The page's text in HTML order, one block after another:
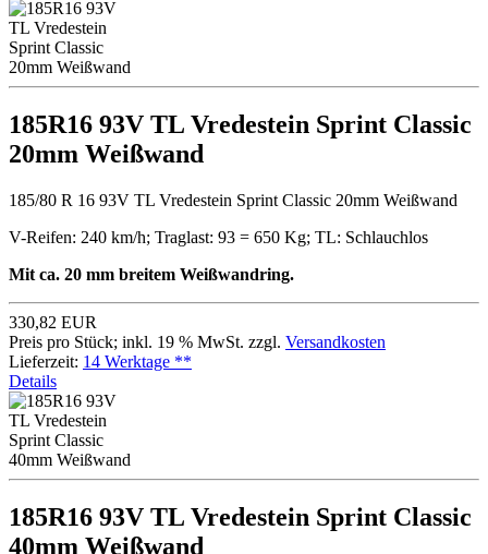
185R16 93V TL Vredestein Sprint Classic
20mm Weißwand
185/80 R 16 93V TL Vredestein Sprint Classic 20mm Weißwand
V-Reifen: 240 km/h; Traglast: 93 = 650 Kg; TL: Schlauchlos
Mit ca. 20 mm breitem Weißwandring.
330,82 EUR
Preis pro Stück; inkl. 19 % MwSt. zzgl. Versandkosten
Lieferzeit: 14 Werktage **
Details
185R16 93V TL Vredestein Sprint Classic
40mm Weißwand